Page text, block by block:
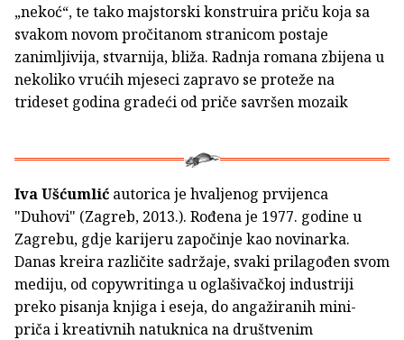
„nekoć“, te tako majstorski konstruira priču koja sa
svakom novom pročitanom stranicom postaje
zanimljivija, stvarnija, bliža. Radnja romana zbijena u
nekoliko vrućih mjeseci zapravo se proteže na
trideset godina gradeći od priče savršen mozaik
Iva Ušćumlić autorica je hvaljenog prvijenca
"Duhovi" (Zagreb, 2013.). Rođena je 1977. godine u
Zagrebu, gdje karijeru započinje kao novinarka.
Danas kreira različite sadržaje, svaki prilagođen svom
mediju, od copywritinga u oglašivačkoj industriji
preko pisanja knjiga i eseja, do angažiranih mini-
priča i kreativnih natuknica na društvenim